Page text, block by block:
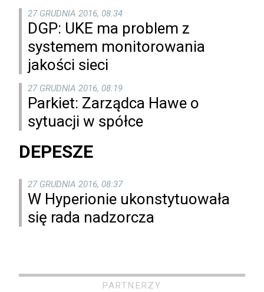
27 GRUDNIA 2016, 08:34
DGP: UKE ma problem z
systemem monitorowania
jakości sieci
27 GRUDNIA 2016, 08:19
Parkiet: Zarządca Hawe o
sytuacji w spółce
DEPESZE
27 GRUDNIA 2016, 08:37
W Hyperionie ukonstytuowała
się rada nadzorcza
PARTNERZY